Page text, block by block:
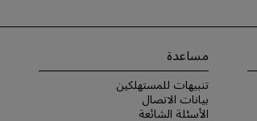
مساعدة
تنبيهات للمستهلكين
بيانات الاتصال
الأسئلة الشائعة